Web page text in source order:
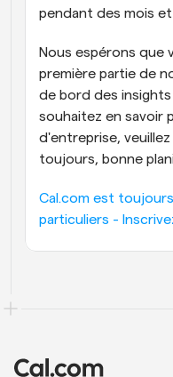
pendant des mois et
Nous espérons que
première partie de
de bord des insights
souhaitez en savoir
d'entreprise,
toujours, bonne
Cal.com est
particuliers -